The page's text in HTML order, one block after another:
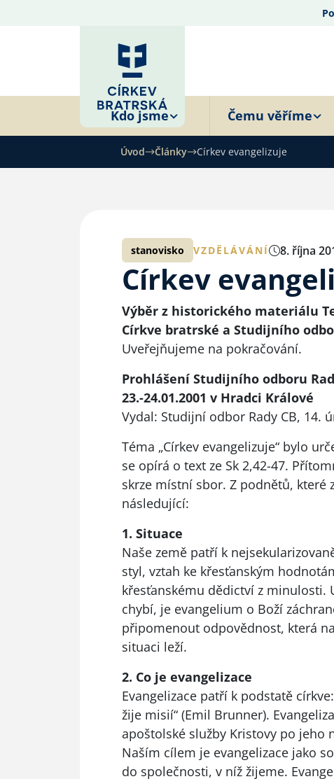
Kdo jsme Čemu věříme
Úvod Články Církev evangelizuje
stanovisko VZDĚLÁVÁNÍ 8. října
Církev
Výběr z historického materiálu
Církve bratrské a Studijního
Uveřejňujeme na pokračování.
Prohlášení Studijního odboru
23.-24.01.2001 v Hradci Králové
Vydal: Studijní odbor Rady CB, 14.
Téma „Církev evangelizuje“ bylo
se opírá o text ze Sk 2,42-47.
skrze místní sbor. Z podnětů, které
následující:
1. Situace
Naše země patří k
styl, vztah ke křesťanským
křesťanskému dědictví z minulosti.
chybí, je evangelium o Boží
připomenout odpovědnost, která
situaci leží.
2. Co je evangelizace
Evangelizace patří k podstatě
žije misií“ (Emil Brunner).
apoštolské služby Kristovy po jeho
Naším cílem je evangelizace jako
do společnosti, v níž žijeme.